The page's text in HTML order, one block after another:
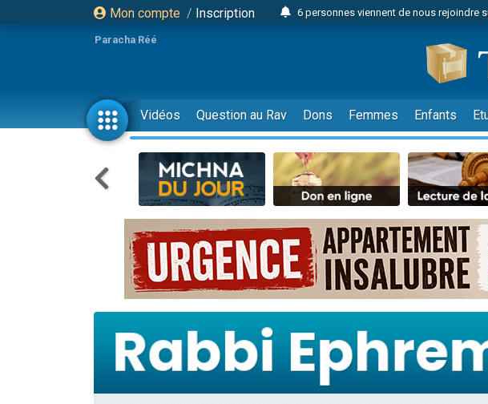
Mon compte / Inscription
6 personnes viennent de nous rejoindre
2 personnes viennent de faire un
17 personnes viennent de demander une
4 personnes viennent de nous rejoindre
Il reste 49 places pour étudier en
23 personnes viennent de faire un
Eva vient de donner son Maasser
4 personnes viennent de nous rejoindre
3 personnes viennent de nous rejoindre
3 personnes viennent de faire un
Odaya vient de donner son Maasser
13 personnes viennent de demander
30 personnes viennent de faire un
Il reste 49 places pour étudier en
12 nouvelles musiques dans Torah-
Paracha Réé
Vidéos Question au Rav Dons Femmes Enfants